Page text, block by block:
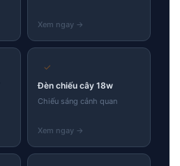
✓
Đèn chiếu cây 18w
Chiếu sáng cảnh quan